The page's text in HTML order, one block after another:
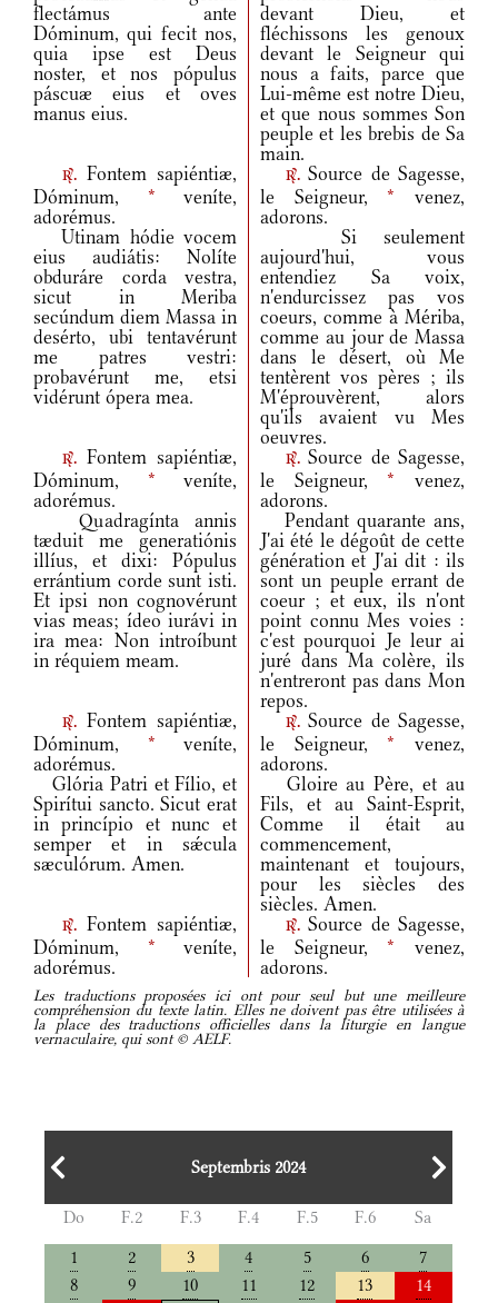
flectámus ante
Dóminum, qui fecit nos,
quia ipse est Deus
noster, et nos pópulus
páscuæ eius et oves
manus eius.
devant Dieu, et
fléchissons les genoux
devant le Seigneur qui
nous a faits, parce que
Lui-même est notre Dieu,
et que nous sommes Son
peuple et les brebis de Sa
main.
r. Fontem sapiéntiæ,
Dóminum, * veníte,
adorémus.
r.Source de Sagesse,
le Seigneur,* venez,
adorons.
Utinam hódie vocem
eius audiátis: Nolíte
obduráre corda vestra,
sicut in Meriba
secúndum diem Massa in
desérto, ubi tentavérunt
me patres vestri:
probavérunt me, etsi
vidérunt ópera mea.
Si seulement
aujourd'hui, vous
entendiez Sa voix,
n'endurcissez pas vos
coeurs, comme à Mériba,
comme au jour de Massa
dans le désert, où Me
tentèrent vos pères ; ils
M'éprouvèrent, alors
qu'ils avaient vu Mes
oeuvres.
r. Fontem sapiéntiæ,
Dóminum, * veníte,
adorémus.
r.Source de Sagesse,
le Seigneur,* venez,
adorons.
Quadragínta annis
tæduit me generatiónis
illíus, et dixi: Pópulus
errántium corde sunt isti.
Et ipsi non cognovérunt
vias meas; ídeo iurávi in
ira mea: Non introíbunt
in réquiem meam.
Pendant quarante ans,
J'ai été le dégoût de cette
génération et J'ai dit : ils
sont un peuple errant de
coeur ; et eux, ils n'ont
point connu Mes voies :
c'est pourquoi Je leur ai
juré dans Ma colère, ils
n'entreront pas dans Mon
repos.
r. Fontem sapiéntiæ,
Dóminum, * veníte,
adorémus.
r.Source de Sagesse,
le Seigneur,* venez,
adorons.
Glória Patri et Fílio, et
Spirítui sancto. Sicut erat
in princípio et nunc et
semper et in sǽcula
sæculórum. Amen.
Gloire au Père, et au
Fils, et au Saint-Esprit,
Comme il était au
commencement,
maintenant et toujours,
pour les siècles des
siècles. Amen.
r. Fontem sapiéntiæ,
Dóminum, * veníte,
adorémus.
r.Source de Sagesse,
le Seigneur,* venez,
adorons.
Les traductions proposées ici ont pour seul but une meilleure
compréhension du texte latin. Elles ne doivent pas être utilisées à
la place des traductions officielles dans la liturgie en langue
vernaculaire, qui sont © AELF.
Septembris 2024
Do F.2 F.3 F.4 F.5 F.6
Sa
1
2 3 4 5 6
7
8
9 10 11 12 13
14